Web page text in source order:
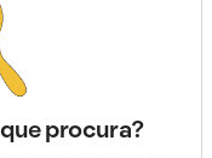
procura?